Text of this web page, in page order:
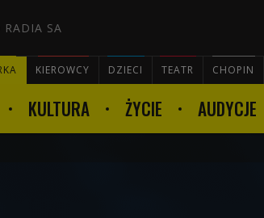
RADIA SA
KIEROWCY DZIECI TEATR CHOPIN
KULTURA ŻYCIE AUDYCJE